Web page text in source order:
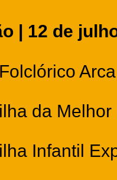
| 12 de
da
Infantil